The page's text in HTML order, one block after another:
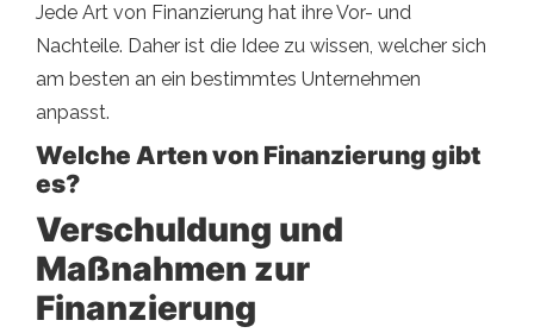
Jede Art von Finanzierung hat ihre Vor- und
Nachteile. Daher ist die Idee zu wissen, welcher sich
am besten an ein bestimmtes Unternehmen
anpasst.
Welche Arten von Finanzierung gibt
es?
Verschuldung und
Maßnahmen zur
Finanzierung